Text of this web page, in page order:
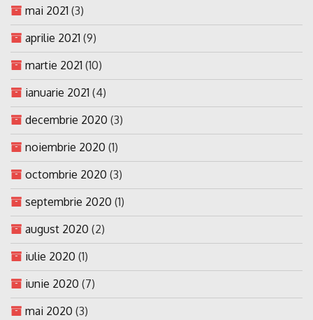
mai 2021 (3)
aprilie 2021 (9)
martie 2021 (10)
ianuarie 2021 (4)
decembrie 2020 (3)
noiembrie 2020 (1)
octombrie 2020 (3)
septembrie 2020 (1)
august 2020 (2)
iulie 2020 (1)
iunie 2020 (7)
mai 2020 (3)